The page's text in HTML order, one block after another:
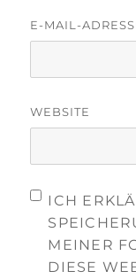
E-MAIL-
WEBSITE
ICH
MEINER
DIESE